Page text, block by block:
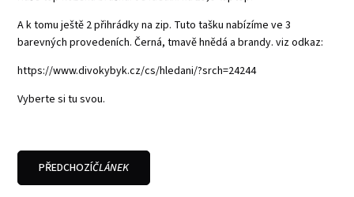
A k tomu ještě 2 přihrádky na zip. Tuto tašku nabízíme ve 3
barevných provedeních. Černá, tmavě hnědá a brandy. viz odkaz:
https://www.divokybyk.cz/cs/hledani/?srch=24244
Vyberte si tu svou.
PŘEDCHOZÍČLÁNEK